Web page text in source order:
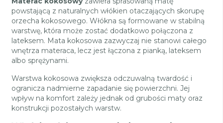
powstającą z naturalnych włókien otaczających skorupę
orzecha kokosowego. Włókna są formowane w stabilną
warstwę, która może zostać dodatkowo połączona z
lateksem. Mata kokosowa zazwyczaj nie stanowi całego
wnętrza materaca, lecz jest łączona z pianką, lateksem
albo sprężynami.
Warstwa kokosowa zwiększa odczuwalną twardość i
ogranicza nadmierne zapadanie się powierzchni. Jej
wpływ na komfort zależy jednak od grubości maty oraz
konstrukcji pozostałych warstw.